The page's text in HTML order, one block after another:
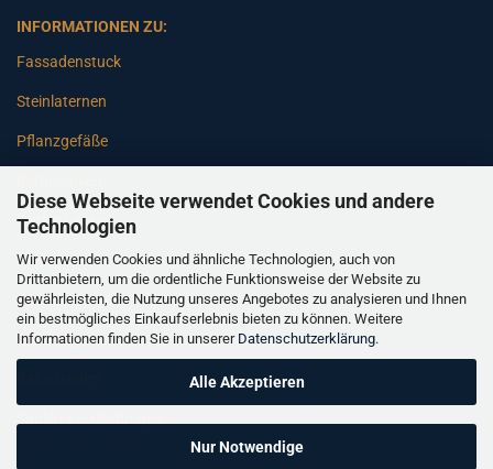
Diese Webseite verwendet Cookies und andere
Technologien
Wir verwenden Cookies und ähnliche Technologien, auch von
Drittanbietern, um die ordentliche Funktionsweise der Website zu
gewährleisten, die Nutzung unseres Angebotes zu analysieren und Ihnen
ein bestmögliches Einkaufserlebnis bieten zu können. Weitere
Informationen finden Sie in unserer Datenschutzerklärung.
Alle Akzeptieren
Nur Notwendige
INFORMATIONEN ZU:
Fassadenstuck
Steinlaternen
Pflanzgefäße
Gartenbänke
Pfeiler
Gartenbrunnen
Gartenfiguren